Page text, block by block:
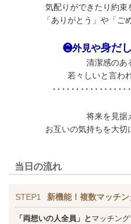
気配りができたり約束
「ありがとう」や「ご
❷外見や身だ
清潔感のあ
若々しいと言わ
将来を見据
お互いの気持ちを大切
当日の流れ
STEP1 新機能！複数マッチ
「両想いの人全員」と マッチン